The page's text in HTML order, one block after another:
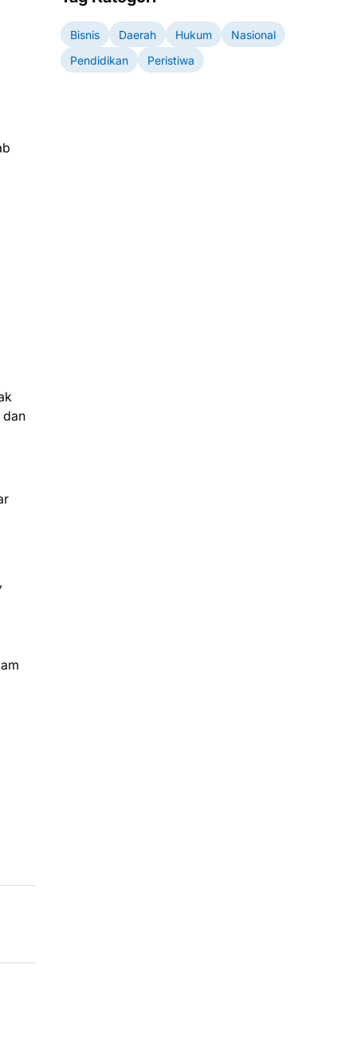
dan
Bisnis Daerah Hukum
Nasional
Pendidikan
Peristiwa